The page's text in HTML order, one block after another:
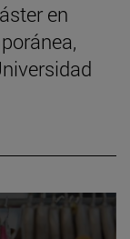
en